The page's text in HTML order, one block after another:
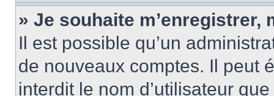
» Je souhaite m’enregistrer,
Il est possible qu’un
de nouveaux comptes. Il peut
interdit le nom d’utilisateur